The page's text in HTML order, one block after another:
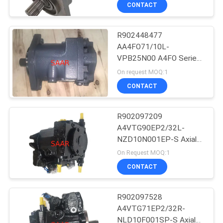
CONTACTEER
ONS
VERZOEK
OM EEN
CITAAT
SITEMAP
PRIVACY
POLICY
Het Element van de
Rexrothfilter
Yuken Hydraulische
Pomp
CONTACT
R902448477
AA4FO71/10L-
VPB25N00 A4FO Serie
Axiale Zuiger Vaste
Pomp
On request MOQ:1
CONTACT
R902097209
A4VTG90EP2/32L-
NZD10N001EP-S Axiale
Plunjer Variabele Pomp
A4VTG Serie 32
On Request MOQ:1
CONTACT
R902097528
A4VTG71EP2/32R-
NLD10F001SP-S Axial